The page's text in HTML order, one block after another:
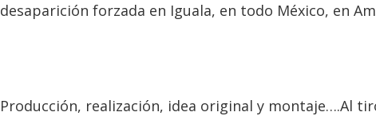
desaparición forzada en Iguala, en todo México, en
Producción, realización, idea original y montaje….Al